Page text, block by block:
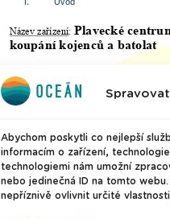
Abychom poskytli co nejlepší
informacím o zařízení,
technologiemi nám umožní
nebo jedinečná ID na tomto
nepříznivě ovlivnit určité